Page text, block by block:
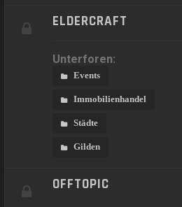
ELDERCRAFT
Unterforen:
Events
Immobilienhandel
Städte
Gilden
OFFTOPIC